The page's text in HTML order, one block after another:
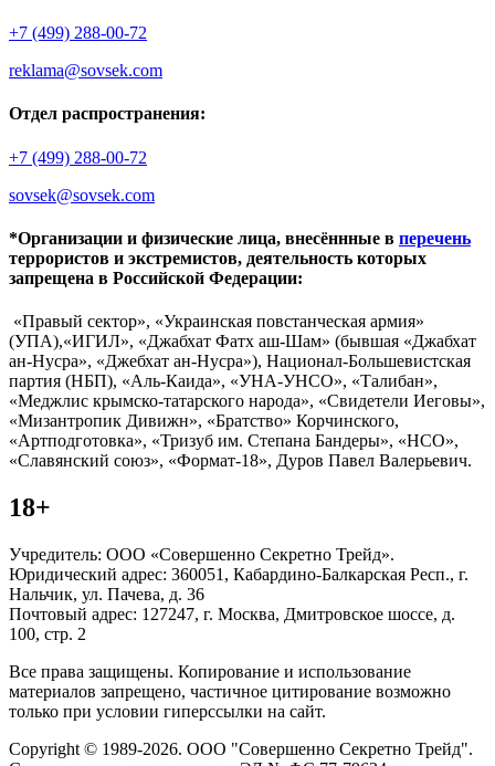
+7 (499) 288-00-72
reklama@sovsek.com
Отдел распространения:
+7 (499) 288-00-72
sovsek@sovsek.com
*Организации и физические лица, внесённные в перечень
террористов и экстремистов, деятельность которых
запрещена в Российской Федерации:
«Правый сектор», «Украинская повстанческая армия»
(УПА),«ИГИЛ», «Джабхат Фатх аш-Шам» (бывшая «Джабхат
ан-Нусра», «Джебхат ан-Нусра»), Национал-Большевистская
партия (НБП), «Аль-Каида», «УНА-УНСО», «Талибан»,
«Меджлис крымско-татарского народа», «Свидетели Иеговы»,
«Мизантропик Дивижн», «Братство» Корчинского,
«Артподготовка», «Тризуб им. Степана Бандеры», «НСО»,
«Славянский союз», «Формат-18», Дуров Павел Валерьевич.
18+
Учредитель: ООО «Совершенно Секретно Трейд».
Юридический адрес: 360051, Кабардино-Балкарская Респ., г.
Нальчик, ул. Пачева, д. 36
Почтовый адрес: 127247, г. Москва, Дмитровское шоссе, д.
100, стр. 2
Все права защищены. Копирование и использование
материалов запрещено, частичное цитирование возможно
только при условии гиперссылки на сайт.
Copyright © 1989-2026. ООО "Совершенно Секретно Трейд".